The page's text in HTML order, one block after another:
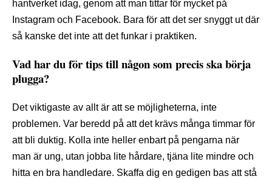
hantverket idag, genom att man tittar för mycket på
Instagram och Facebook. Bara för att det ser snyggt ut där
så kanske det inte att det funkar i praktiken.
Vad har du för tips till någon som precis ska börja
plugga?
Det viktigaste av allt är att se möjligheterna, inte
problemen. Var beredd på att det krävs många timmar för
att bli duktig. Kolla inte heller enbart på pengarna när
man är ung, utan jobba lite hårdare, tjäna lite mindre och
hitta en bra handledare. Skaffa dig en gedigen bas att stå